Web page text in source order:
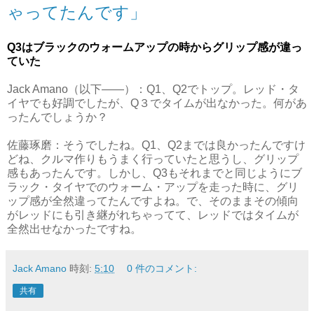
ゃってたんです」
Q3はブラックのウォームアップの時からグリップ感が違っ
ていた
Jack Amano（以下――）：Q1、Q2でトップ。レッド・タ
イヤでも好調でしたが、Q３でタイムが出なかった。何があ
ったんでしょうか？
佐藤琢磨：そうでしたね。Q1、Q2までは良かったんですけ
どね、クルマ作りもうまく行っていたと思うし、グリップ
感もあったんです。しかし、Q3もそれまでと同じようにブ
ラック・タイヤでのウォーム・アップを走った時に、グリ
ップ感が全然違ってたんですよね。で、そのままその傾向
がレッドにも引き継がれちゃってて、レッドではタイムが
全然出せなかったですね。
Jack Amano 時刻: 5:10 0 件のコメント:
共有